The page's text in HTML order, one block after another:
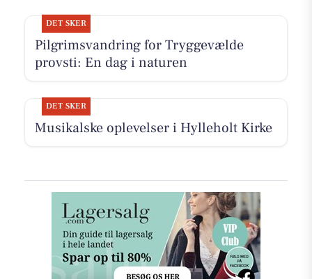
DET SKER
Pilgrimsvandring for Tryggevælde
provsti: En dag i naturen
DET SKER
Musikalske oplevelser i Hylleholt Kirke